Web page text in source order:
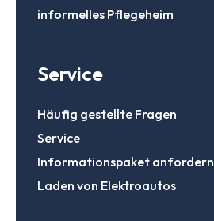
informelles Pflegeheim
Service
Häufig gestellte Fragen
Service
Informationspaket anfordern
Laden von Elektroautos